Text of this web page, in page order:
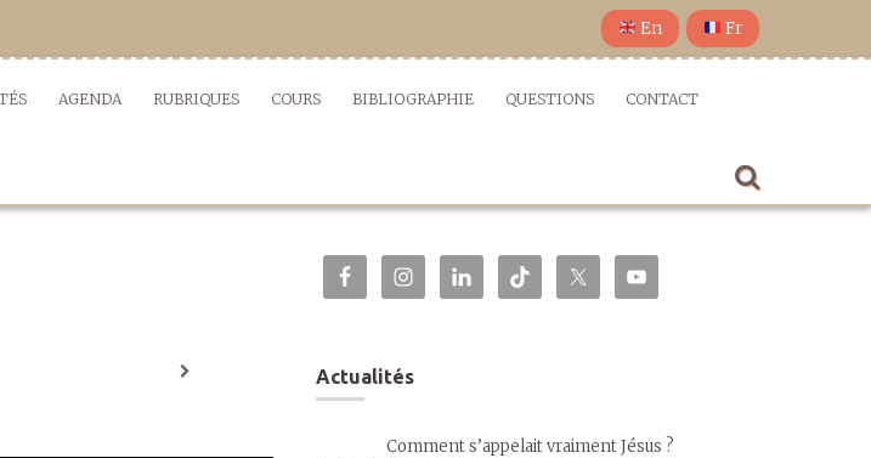
En Fr
AGENDA RUBRIQUES COURS BIBLIOGRAPHIE QUESTIONS CONTACT
Actualités
Comment s’appelait vraiment Jésus ?